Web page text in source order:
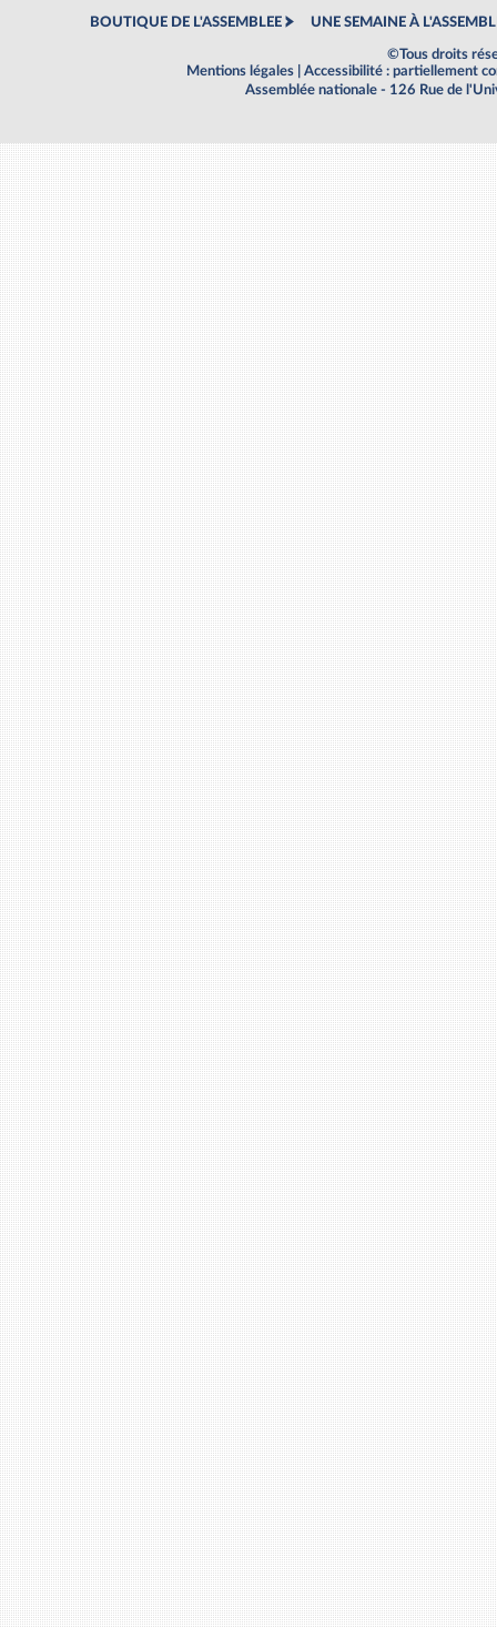
BOUTIQUE DE L'ASSEMBLEE UNE SEMAINE À
©Tous droits
Mentions légales
Accessibilité : partiellement
Assemblée nationale - 126 Rue de